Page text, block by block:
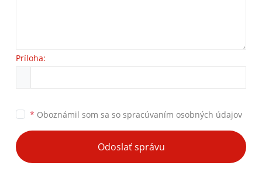
Príloha:
* Oboznámil som sa so spracúvaním osobných údajov
Odoslať správu